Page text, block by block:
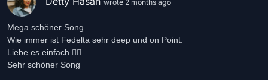
wrote 2 months ago
Mega schöner Song.
Wie immer ist Fedelta sehr deep und on Point.
Liebe es einfach 👍🏾
Sehr schöner Song